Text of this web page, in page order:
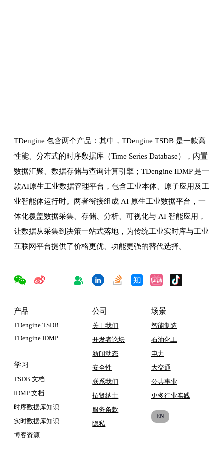
TDengine 包含两个产品：其中，TDengine TSDB 是一款高
性能、分布式的时序数据库（Time Series Database），内置
数据汇聚、数据存储与查询计算引擎；TDengine IDMP 是一
款AI原生工业数据管理平台，包含工业本体、原子应用及工
业智能体运行时。两者衔接组成 AI 原生工业数据平台，一
体化覆盖数据采集、存储、分析、可视化与 AI 智能应用，
让数据从采集到决策一站式落地，为传统工业实时库与工业
互联网平台提供了价格更优、功能更强的替代选择。
产品
TDengine TSDB
TDengine IDMP
学习
TSDB 文档
IDMP 文档
时序数据库知识
实时数据库知识
博客资源
公司
关于我们
开发者论坛
新闻动态
安全性
联系我们
招贤纳士
服务条款
隐私
场景
智能制造
石油化工
电力
大交通
公共事业
更多行业实践
EN